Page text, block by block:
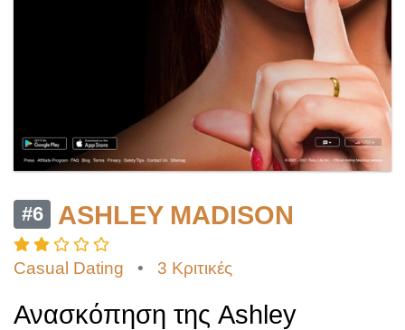
#6 ASHLEY MADISON
Casual Dating • 3 Κριτικές
Ανασκόπηση της Ashley